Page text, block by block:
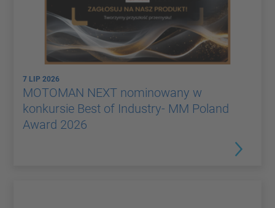
7 LIP 2026
MOTOMAN NEXT nominowany w
konkursie Best of Industry- MM Poland
Award 2026